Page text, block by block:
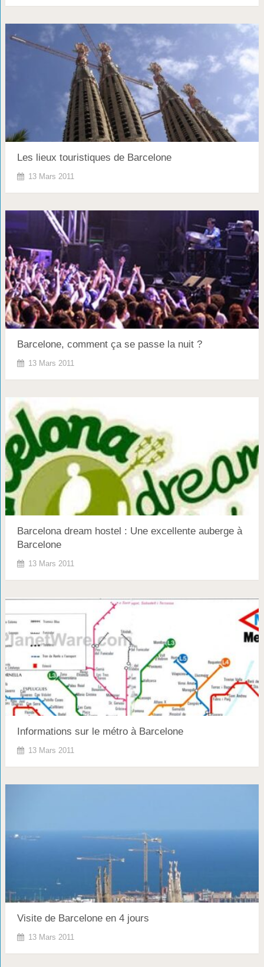
Les lieux touristiques de Barcelone
13 Mars 2011
Barcelone, comment ça se passe la nuit ?
13 Mars 2011
Barcelona dream hostel : Une excellente auberge à
Barcelone
13 Mars 2011
Informations sur le métro à Barcelone
13 Mars 2011
Visite de Barcelone en 4 jours
13 Mars 2011